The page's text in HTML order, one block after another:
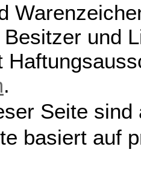
und
.
Seite
basiert auf